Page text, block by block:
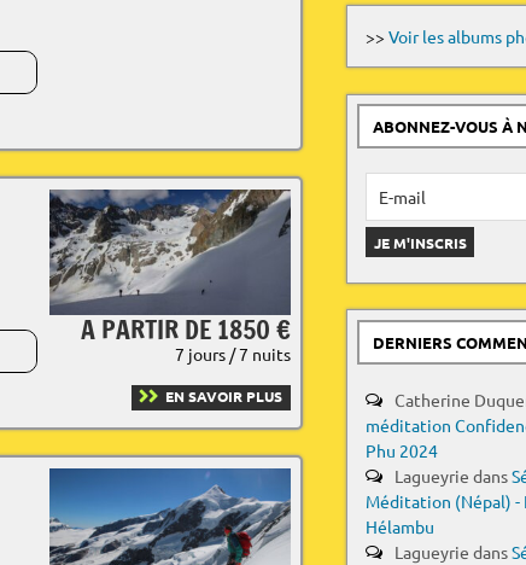
A PARTIR DE 1850 €
7 jours / 7 nuits
EN SAVOIR PLUS
>> Voir les albums
ABONNEZ-VOUS À
DERNIERS
Catherine
méditation
Phu 2024
Lagueyrie dans
Méditation (Népal) -
Hélambu
Lagueyrie dans